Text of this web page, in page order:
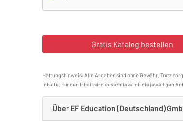
Haftungshinweis: Alle Angaben sind ohne Gewähr. Trotz
Inhalte. Für den Inhalt sind ausschliesslich die jeweiligen
Über EF Education (Deutschland)